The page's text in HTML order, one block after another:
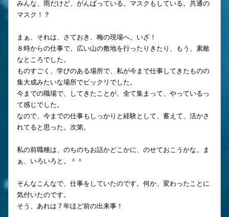
みんな、雨だけど、がんばっている。マスクもしている。共通の
マスク！？
まぁ、それは、さておき、梅の現場へ。いざ！
８時からの仕事で、広い山の敷地を行ったりきたり、もう、素敵
なところでした。
ものすごく、学びのある場所で、私が今まで仕事してきたものの
集大成みたいな場所でビックリでした。
今までの職場で、してきたことが、全て集まって、やっているっ
て感じでした。
なので、今までの仕事もしっかりと経験として、蓄えて、活かさ
れてると思った。次第。
私の前職種は、のちのちお話かどこかに、のせておこうかな。ま
ぁ、いろいろと。＾＾
そんなこんなで、仕事をしていたのです。何か、変わったことに
気付いたのです。
そう、あれは７年ほど前の出来事！